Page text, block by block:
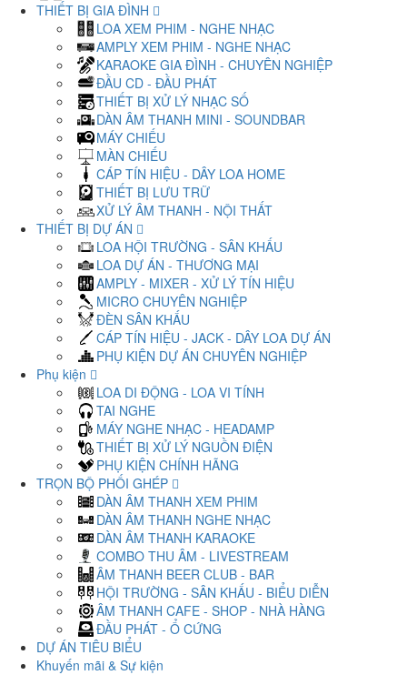
THIẾT BỊ GIA ĐÌNH
LOA XEM PHIM - NGHE NHẠC
AMPLY XEM PHIM - NGHE NHẠC
KARAOKE GIA ĐÌNH - CHUYÊN NGHIỆP
ĐẦU CD - ĐẦU PHÁT
THIẾT BỊ XỬ LÝ NHẠC SỐ
DÀN ÂM THANH MINI - SOUNDBAR
MÁY CHIẾU
MÀN CHIẾU
CÁP TÍN HIỆU - DÂY LOA HOME
THIẾT BỊ LƯU TRỮ
XỬ LÝ ÂM THANH - NỘI THẤT
THIẾT BỊ DỰ ÁN
LOA HỘI TRƯỜNG - SÂN KHẤU
LOA DỰ ÁN - THƯƠNG MẠI
AMPLY - MIXER - XỬ LÝ TÍN HIỆU
MICRO CHUYÊN NGHIỆP
ĐÈN SÂN KHẤU
CÁP TÍN HIỆU - JACK - DÂY LOA DỰ ÁN
PHỤ KIỆN DỰ ÁN CHUYÊN NGHIỆP
Phụ kiện
LOA DI ĐỘNG - LOA VI TÍNH
TAI NGHE
MÁY NGHE NHẠC - HEADAMP
THIẾT BỊ XỬ LÝ NGUỒN ĐIỆN
PHỤ KIỆN CHÍNH HÃNG
TRỌN BỘ PHỐI GHÉP
DÀN ÂM THANH XEM PHIM
DÀN ÂM THANH NGHE NHẠC
DÀN ÂM THANH KARAOKE
COMBO THU ÂM - LIVESTREAM
ÂM THANH BEER CLUB - BAR
HỘI TRƯỜNG - SÂN KHẤU - BIỂU DIỄN
ÂM THANH CAFE - SHOP - NHÀ HÀNG
ĐẦU PHÁT - Ổ CỨNG
DỰ ÁN TIÊU BIỂU
Khuyến mãi & Sự kiện